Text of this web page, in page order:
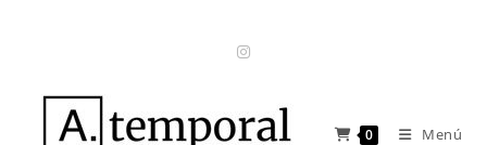
0 Menú